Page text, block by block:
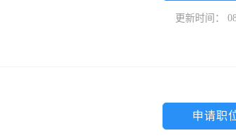
更新时间：
申请职